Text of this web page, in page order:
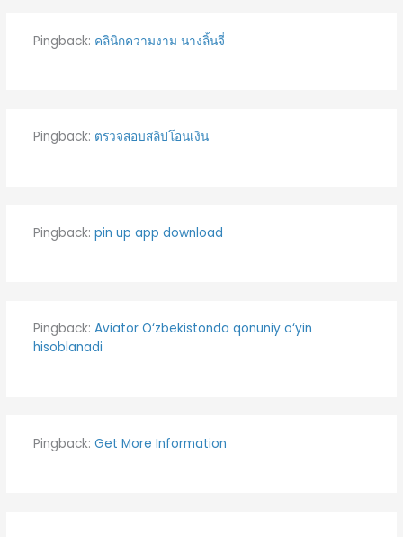
Pingback: คลินิกความงาม นางลิ้นจี่
Pingback: ตรวจสอบสลิปโอนเงิน
Pingback: pin up app download
Pingback: Aviator O‘zbekistonda qonuniy o‘yin
hisoblanadi
Pingback: Get More Information